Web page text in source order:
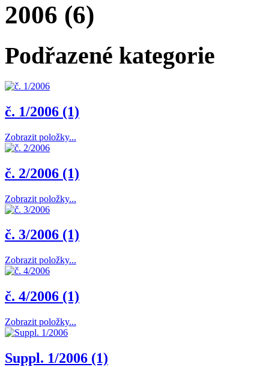
2006 (6)
Podřazené kategorie
č. 1/2006 (1)
Zobrazit položky...
č. 2/2006 (1)
Zobrazit položky...
č. 3/2006 (1)
Zobrazit položky...
č. 4/2006 (1)
Zobrazit položky...
Suppl. 1/2006 (1)